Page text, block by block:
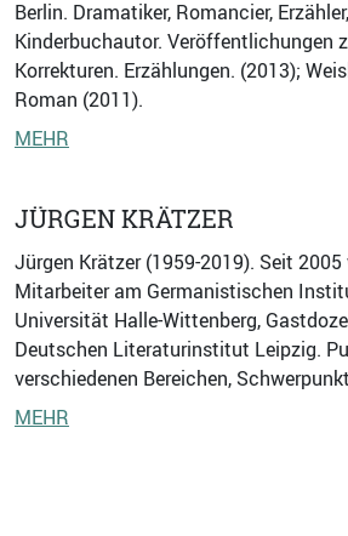
Berlin. Dramatiker, Romancier,
Kinderbuchautor. Veröffentlichungen
Korrekturen. Erzählungen. (2013);
Roman (2011).
MEHR
JÜRGEN KRÄTZER
Jürgen Krätzer (1959-2019). Seit
Mitarbeiter am Germanistischen
Universität Halle-Wittenberg,
Deutschen Literaturinstitut Leipzig.
verschiedenen Bereichen,
MEHR